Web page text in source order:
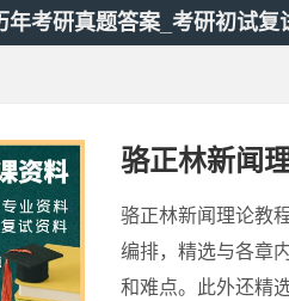
年考研真题答案_考研初试
骆正林新闻
骆正林新闻理论教
编排，精选与各章
和难点。此外还精